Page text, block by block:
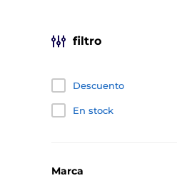
filtro
Descuento
En stock
Marca